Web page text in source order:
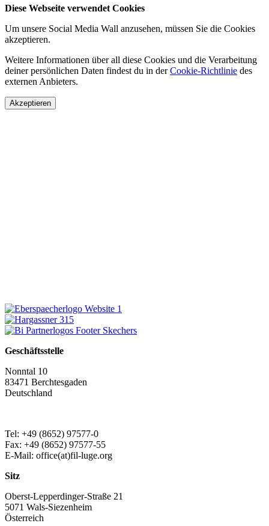
Diese Webseite verwendet Cookies
Um unsere Social Media Wall anzusehen, müssen Sie die Cookies
akzeptieren.
Weitere Informationen über all diese Cookies und die Verarbeitung
deiner persönlichen Daten findest du in derCookie-Richtlinie des
externen Anbieters.
Akzeptieren
Geschäftsstelle
Nonntal 10
83471 Berchtesgaden
Deutschland
Tel: +49 (8652) 97577-0
Fax: +49 (8652) 97577-55
E-Mail: office(at)fil-luge.org
Sitz
Oberst-Lepperdinger-Straße 21
5071 Wals-Siezenheim
Österreich